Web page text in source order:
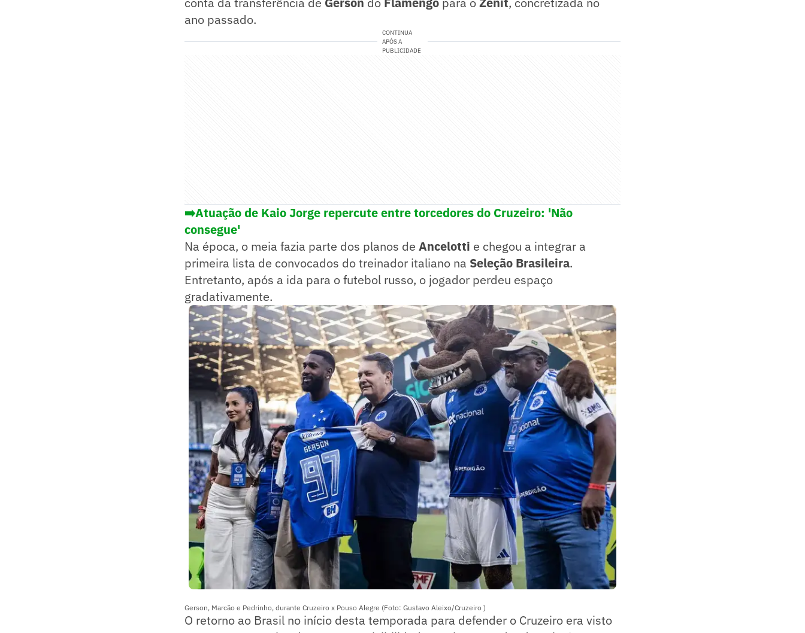
ano passado.
CONTINUA
APÓS A
PUBLICIDADE
➡️Atuação de Kaio Jorge repercute entre torcedores do Cruzeiro: 'Não
consegue'
Na época, o meia fazia parte dos planos de Ancelotti e chegou a integrar a
primeira lista de convocados do treinador italiano na Seleção Brasileira.
Entretanto, após a ida para o futebol russo, o jogador perdeu espaço
gradativamente.
Gerson, Marcão e Pedrinho, durante Cruzeiro x Pouso Alegre (Foto: Gustavo Aleixo/Cruzeiro )
O retorno ao Brasil no início desta temporada para defender o Cruzeiro era visto